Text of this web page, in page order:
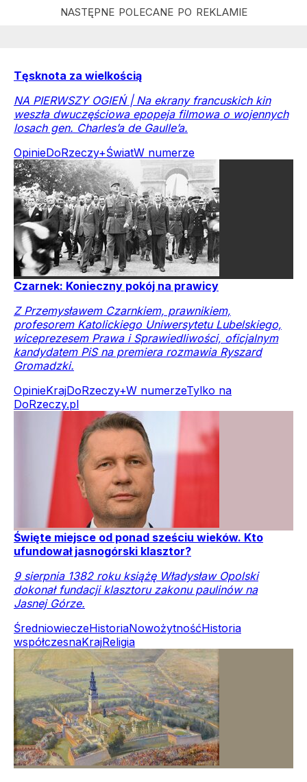
Tęsknota za wielkością
NA PIERWSZY OGIEŃ | Na ekrany francuskich kin
weszła dwuczęściowa epopeja filmowa o wojennych
losach gen. Charles’a de Gaulle’a.
OpinieDoRzeczy+ŚwiatW numerze
Czarnek: Konieczny pokój na prawicy
Z Przemysławem Czarnkiem, prawnikiem,
profesorem Katolickiego Uniwersytetu Lubelskiego,
wiceprezesem Prawa i Sprawiedliwości, oficjalnym
kandydatem PiS na premiera rozmawia Ryszard
Gromadzki.
OpinieKrajDoRzeczy+W numerzeTylko na
DoRzeczy.pl
Święte miejsce od ponad sześciu wieków. Kto
ufundował jasnogórski klasztor?
9 sierpnia 1382 roku książę Władysław Opolski
dokonał fundacji klasztoru zakonu paulinów na
Jasnej Górze.
ŚredniowieczeHistoriaNowożytnośćHistoria
współczesnaKrajReligia